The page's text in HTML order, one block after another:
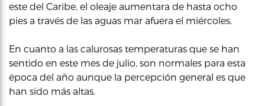
este del Caribe, el oleaje aumentara de hasta ocho
pies a través de las aguas mar afuera el miércoles.
En cuanto a las calurosas temperaturas que se han
sentido en este mes de julio, son normales para esta
época del año aunque la percepción general es que
han sido más altas.